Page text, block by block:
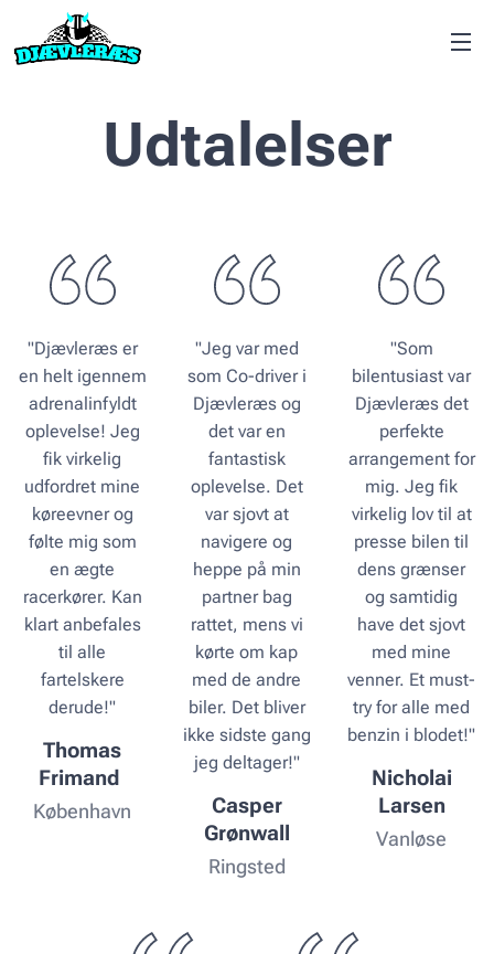
Udtalelser
"Djævleræs er
en helt igennem
adrenalinfyldt
oplevelse! Jeg
fik virkelig
udfordret mine
køreevner og
følte mig som
en ægte
racerkører. Kan
klart anbefales
til alle
fartelskere
derude!"
Thomas
Frimand
København
"Jeg var med
som Co-driver i
Djævleræs og
det var en
fantastisk
oplevelse. Det
var sjovt at
navigere og
heppe på min
partner bag
rattet, mens vi
kørte om kap
med de andre
biler. Det bliver
ikke sidste gang
jeg deltager!"
Casper
Grønwall
Ringsted
"Som
bilentusiast var
Djævleræs det
perfekte
arrangement for
mig. Jeg fik
virkelig lov til at
presse bilen til
dens grænser
og samtidig
have det sjovt
med mine
venner. Et must-
try for alle med
benzin i blodet!"
Nicholai
Larsen
Vanløse